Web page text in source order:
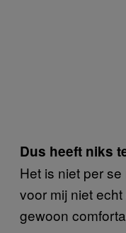
Dus heeft niks
Het is niet per se
voor mij niet
gewoon